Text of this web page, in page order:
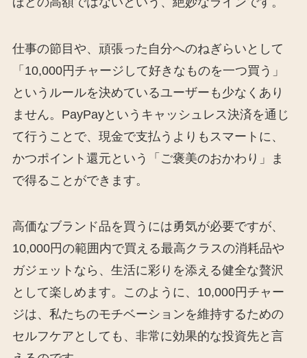
仕事の節目や、頑張った自分へのねぎらいとして
「10,000円チャージして好きなものを一つ買う」
というルールを決めているユーザーも少なくあり
ません。PayPayというキャッシュレス決済を通じ
て行うことで、現金で支払うよりもスマートに、
かつポイント還元という「ご褒美のおかわり」ま
で得ることができます。
高価なブランド品を買うには勇気が必要ですが、
10,000円の範囲内で買える最高クラスの消耗品や
ガジェットなら、生活に彩りを添える健全な贅沢
として楽しめます。このように、10,000円チャー
ジは、私たちのモチベーションを維持するための
セルフケアとしても、非常に効果的な投資先と言